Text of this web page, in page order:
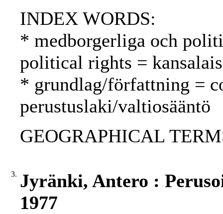
INDEX WORDS:
* medborgerliga och
political rights =
* grundlag/författning =
perustuslaki/valtiosääntö
GEOGRAPHICAL
3. Jyränki, Antero :
1977